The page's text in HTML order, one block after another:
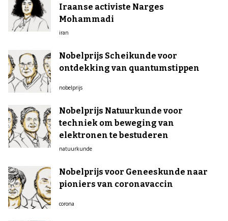
Iraanse activiste Narges
Mohammadi
iran
Nobelprijs Scheikunde voor
ontdekking van quantumstippen
nobelprijs
Nobelprijs Natuurkunde voor
techniek om beweging van
elektronen te bestuderen
natuurkunde
Nobelprijs voor Geneeskunde naar
pioniers van coronavaccin
corona